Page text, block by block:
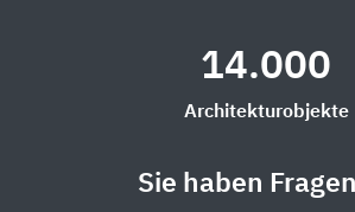
14.000
Architekturobjekte
Sie haben